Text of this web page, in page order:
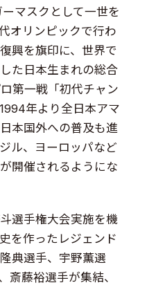
マスクとして一世を
オリンピックで行わ
興を旗印に、世界で
た日本生まれの総合
第一戦「初代チャン
年より全日本アマ
本国外への普及も進
ル、ヨーロッパなど
開催されるようにな
選手権大会実施を機
を作ったレジェンド
典選手、宇野薫選
斎藤裕選手が集結、